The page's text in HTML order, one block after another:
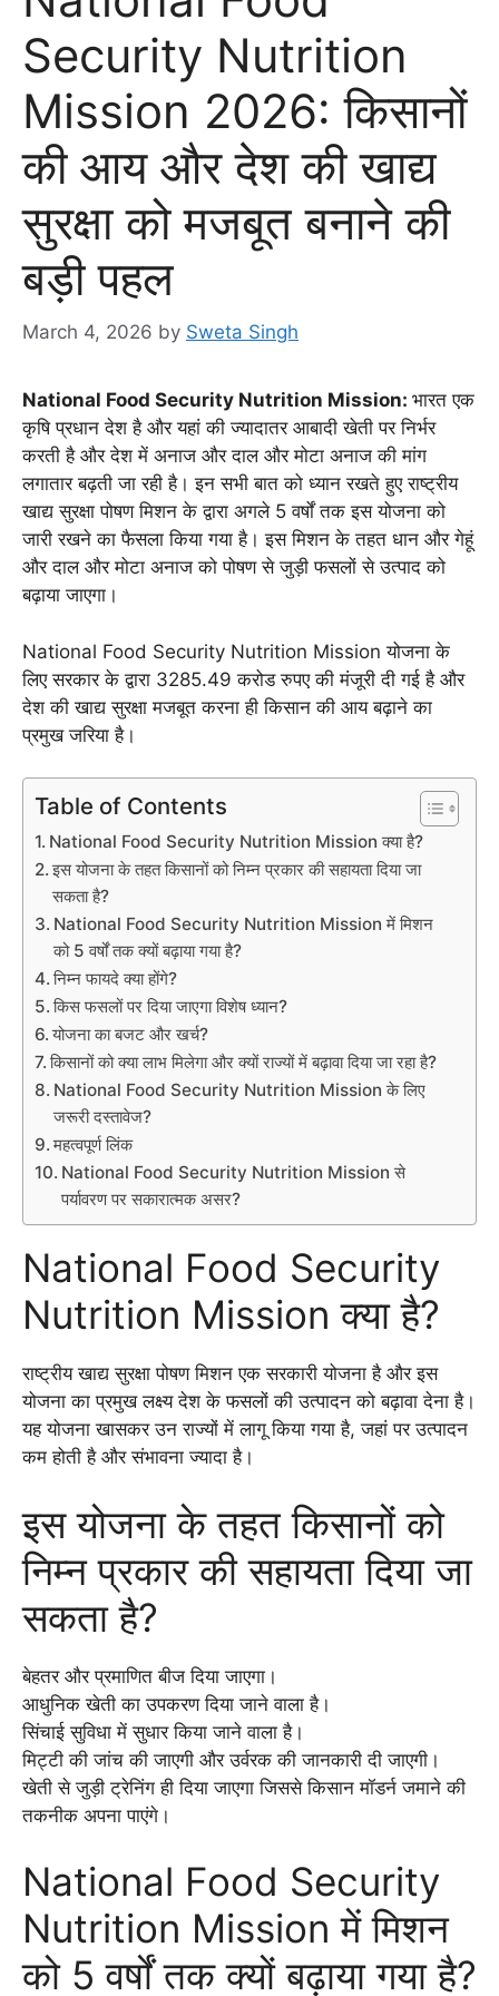
Security Nutrition
Mission 2026: किसानों
की आय और देश की खाद्य
सुरक्षा को मजबूत बनाने की
बड़ी पहल
March 4, 2026 by Sweta Singh
National Food Security Nutrition Mission: भारत एक
कृषि प्रधान देश है और यहां की ज्यादातर आबादी खेती पर निर्भर
करती है और देश में अनाज और दाल और मोटा अनाज की मांग
लगातार बढ़ती जा रही है। इन सभी बात को ध्यान रखते हुए राष्ट्रीय
खाद्य सुरक्षा पोषण मिशन के द्वारा अगले 5 वर्षों तक इस योजना को
जारी रखने का फैसला किया गया है। इस मिशन के तहत धान और गेहूं
और दाल और मोटा अनाज को पोषण से जुड़ी फसलों से उत्पाद को
बढ़ाया जाएगा।
National Food Security Nutrition Mission योजना के
लिए सरकार के द्वारा 3285.49 करोड रुपए की मंजूरी दी गई है और
देश की खाद्य सुरक्षा मजबूत करना ही किसान की आय बढ़ाने का
प्रमुख जरिया है।
Table of Contents
National Food Security Nutrition Mission क्या है?
इस योजना के तहत किसानों को निम्न प्रकार की सहायता दिया जा
सकता है?
National Food Security Nutrition Mission में मिशन
को 5 वर्षों तक क्यों बढ़ाया गया है?
निम्न फायदे क्या होंगे?
किस फसलों पर दिया जाएगा विशेष ध्यान?
योजना का बजट और खर्च?
किसानों को क्या लाभ मिलेगा और क्यों राज्यों में बढ़ावा दिया जा रहा है?
National Food Security Nutrition Mission के लिए
जरूरी दस्तावेज?
महत्वपूर्ण लिंक
National Food Security Nutrition Mission से
पर्यावरण पर सकारात्मक असर?
National Food Security
Nutrition Mission क्या है?
राष्ट्रीय खाद्य सुरक्षा पोषण मिशन एक सरकारी योजना है और इस
योजना का प्रमुख लक्ष्य देश के फसलों की उत्पादन को बढ़ावा देना है।
यह योजना खासकर उन राज्यों में लागू किया गया है, जहां पर उत्पादन
कम होती है और संभावना ज्यादा है।
इस योजना के तहत किसानों को
निम्न प्रकार की सहायता दिया जा
सकता है?
बेहतर और प्रमाणित बीज दिया जाएगा।
आधुनिक खेती का उपकरण दिया जाने वाला है।
सिंचाई सुविधा में सुधार किया जाने वाला है।
मिट्टी की जांच की जाएगी और उर्वरक की जानकारी दी जाएगी।
खेती से जुड़ी ट्रेनिंग ही दिया जाएगा जिससे किसान मॉडर्न जमाने की
तकनीक अपना पाएंगे।
National Food Security
Nutrition Mission में मिशन
को 5 वर्षों तक क्यों बढ़ाया गया है?